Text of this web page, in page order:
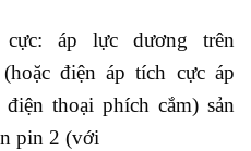
áp lực dương trên
điện áp tích cực áp
thoại phích cắm) sản
pin 2 (với